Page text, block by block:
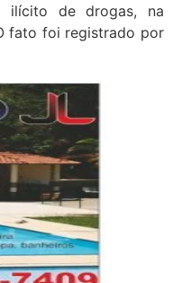
ilícito de drogas, na
fato foi registrado por